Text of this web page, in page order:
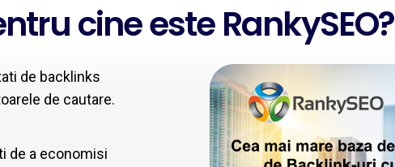
cine este RankySEO?
de backlinks
de cautare.
de a economisi